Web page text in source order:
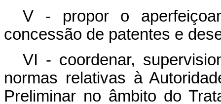
V - propor o
concessão de patentes e
VI - coordenar,
normas relativas à
Preliminar no âmbito do